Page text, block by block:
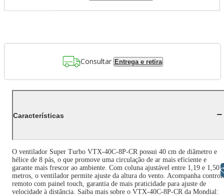
Consultar Entrega e retira
Características
O ventilador Super Turbo VTX-40C-8P-CR possui 40 cm de diâmetro e
hélice de 8 pás, o que promove uma circulação de ar mais eficiente e
garante mais frescor ao ambiente. Com coluna ajustável entre 1,19 e 1,50
metros, o ventilador permite ajuste da altura do vento. Acompanha
remoto com painel touch, garantia de mais praticidade para ajuste de
velocidade à distância. Saiba mais sobre o VTX-40C-8P-CR da Mondial:
Libras